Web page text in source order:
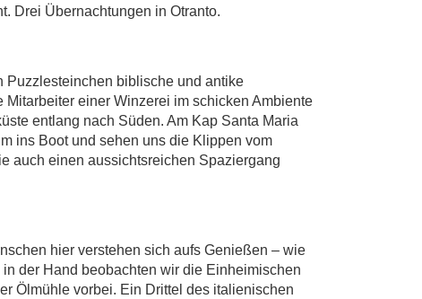
Drei Übernachtungen in Otranto.
Puzzlesteinchen biblische und antike
einer Winzerei im schicken Ambiente
entlang nach Süden. Am Kap Santa Maria
ins Boot und sehen uns die Klippen vom
auch einen aussichtsreichen Spaziergang
hier verstehen sich aufs Genießen – wie
der Hand beobachten wir die Einheimischen
Ölmühle vorbei. Ein Drittel des italienischen